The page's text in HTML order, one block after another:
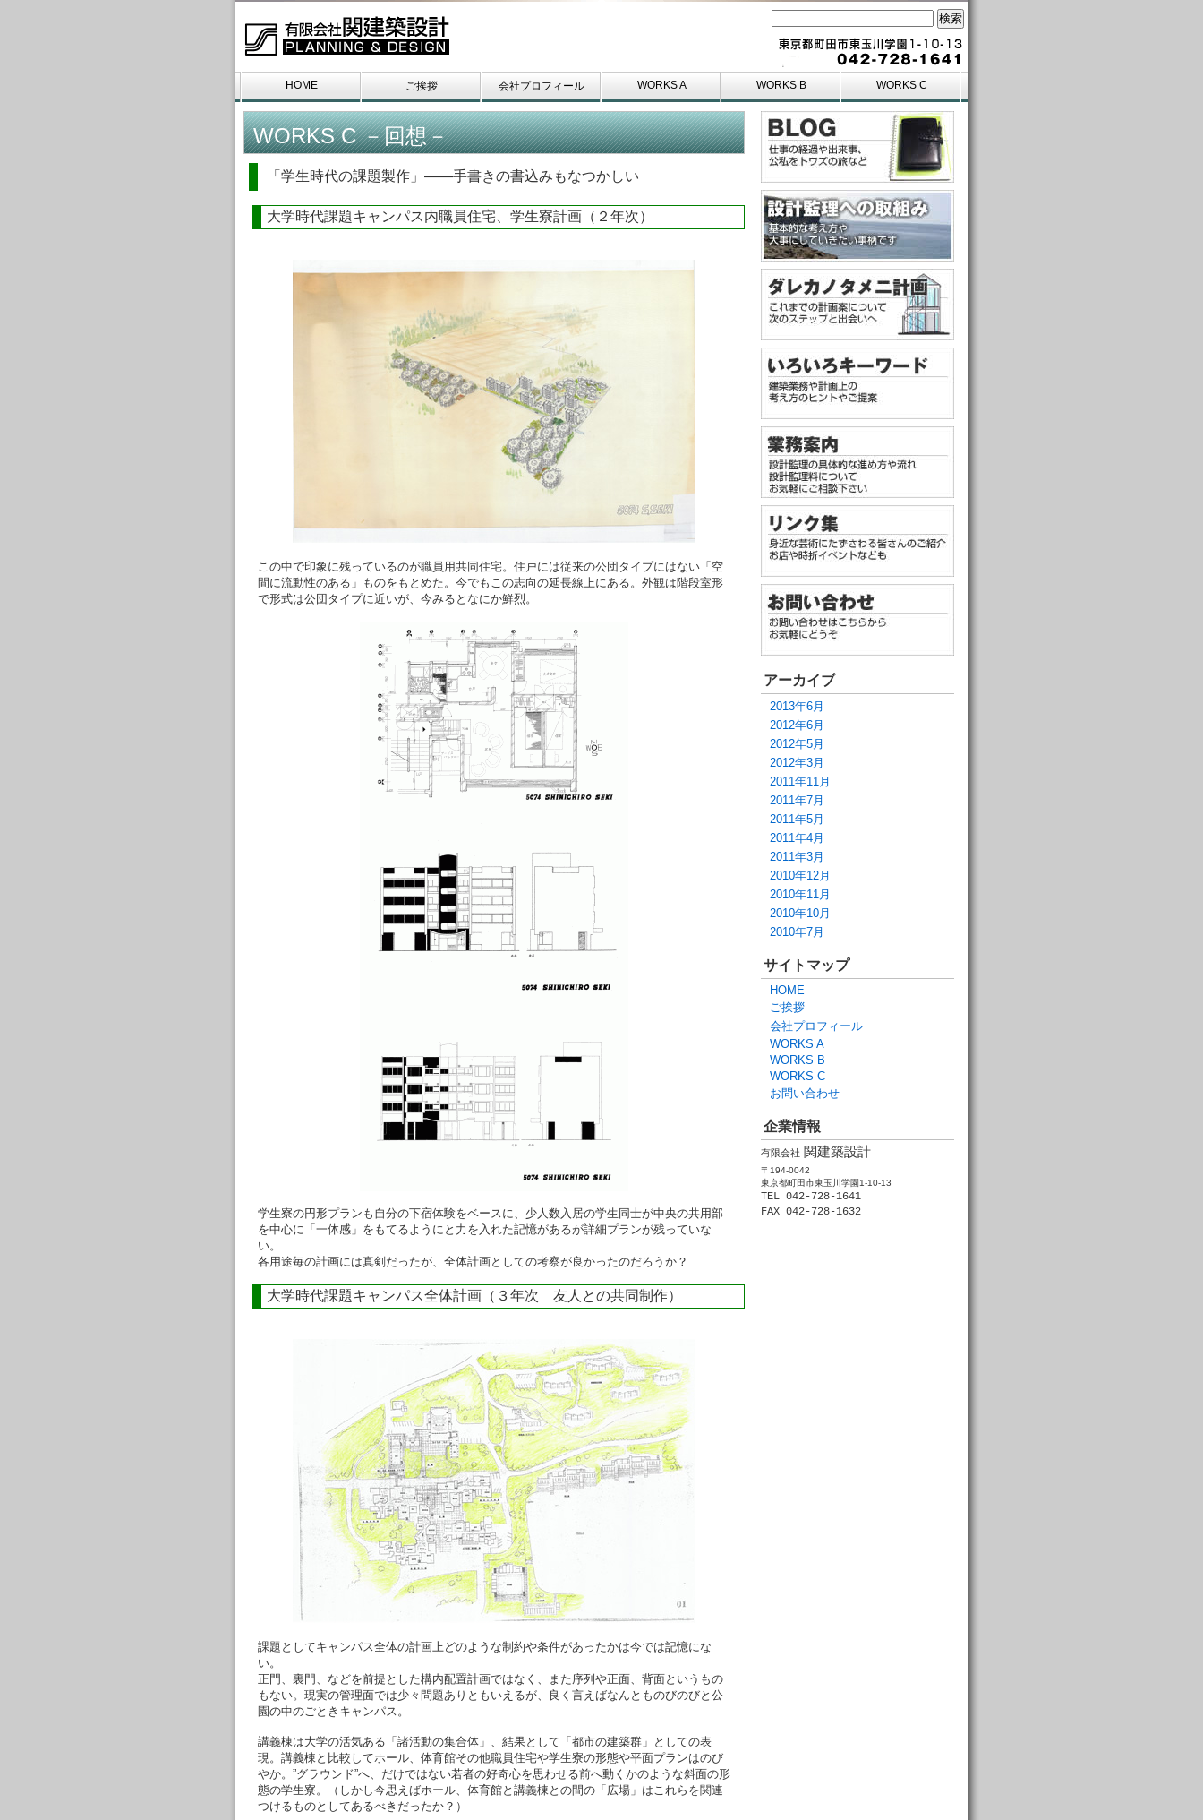
HOME ご挨拶 会社プロフィール WORKS A WORKS B WORKS C
お問い合わせ
WORKS C －回想－
「学生時代の課題製作」——手書きの書込みもなつかしい
大学時代課題キャンパス内職員住宅、学生寮計画（２年次）
この中で印象に残っているのが職員用共同住宅。住戸には従来の公団タイプにはない「空
間に流動性のある」ものをもとめた。今でもこの志向の延長線上にある。外観は階段室形
で形式は公団タイプに近いが、今みるとなにか鮮烈。
学生寮の円形プランも自分の下宿体験をベースに、少人数入居の学生同士が中央の共用部
を中心に「一体感」をもてるようにと力を入れた記憶があるが詳細プランが残っていな
い。
各用途毎の計画には真剣だったが、全体計画としての考察が良かったのだろうか？
大学時代課題キャンパス全体計画（３年次 友人との共同制作）
課題としてキャンパス全体の計画上どのような制約や条件があったかは今では記憶にな
い。
正門、裏門、などを前提とした構内配置計画ではなく、また序列や正面、背面というもの
もない。現実の管理面では少々問題ありともいえるが、良く言えばなんとものびのびと公
園の中のごときキャンパス。
講義棟は大学の活気ある「諸活動の集合体」、結果として「都市の建築群」としての表
現。講義棟と比較してホール、体育館その他職員住宅や学生寮の形態や平面プランはのび
やか。”グラウンド”へ、だけではない若者の好奇心を思わせる前へ動くかのような斜面の形
態の学生寮。（しかし今思えばホール、体育館と講義棟との間の「広場」はこれらを関連
つけるものとしてあるべきだったか？）
アーカイブ
2013年6月
2012年6月
2012年5月
2012年3月
2011年11月
2011年7月
2011年5月
2011年4月
2011年3月
2010年12月
2010年11月
2010年10月
2010年7月
サイトマップ
HOME
ご挨拶
会社プロフィール
WORKS A
WORKS B
WORKS C
お問い合わせ
企業情報
有限会社 関建築設計
〒194-0042
東京都町田市東玉川学園1-10-13
TEL 042-728-1641
FAX 042-728-1632